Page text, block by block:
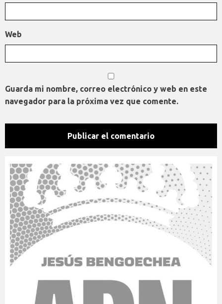
Web
Guarda mi nombre, correo electrónico y web en este
navegador para la próxima vez que comente.